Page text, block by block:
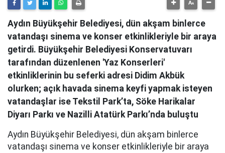
Aydın Büyükşehir Belediyesi, dün akşam binlerce
vatandaşı sinema ve konser etkinlikleriyle bir araya
getirdi. Büyükşehir Belediyesi Konservatuvarı
tarafından düzenlenen 'Yaz Konserleri'
etkinliklerinin bu seferki adresi Didim Akbük
olurken; açık havada sinema keyfi yapmak isteyen
vatandaşlar ise Tekstil Park’ta, Söke Harikalar
Diyarı Parkı ve Nazilli Atatürk Parkı’nda buluştu
Aydın Büyükşehir Belediyesi, dün akşam binlerce
vatandaşı sinema ve konser etkinlikleriyle bir araya